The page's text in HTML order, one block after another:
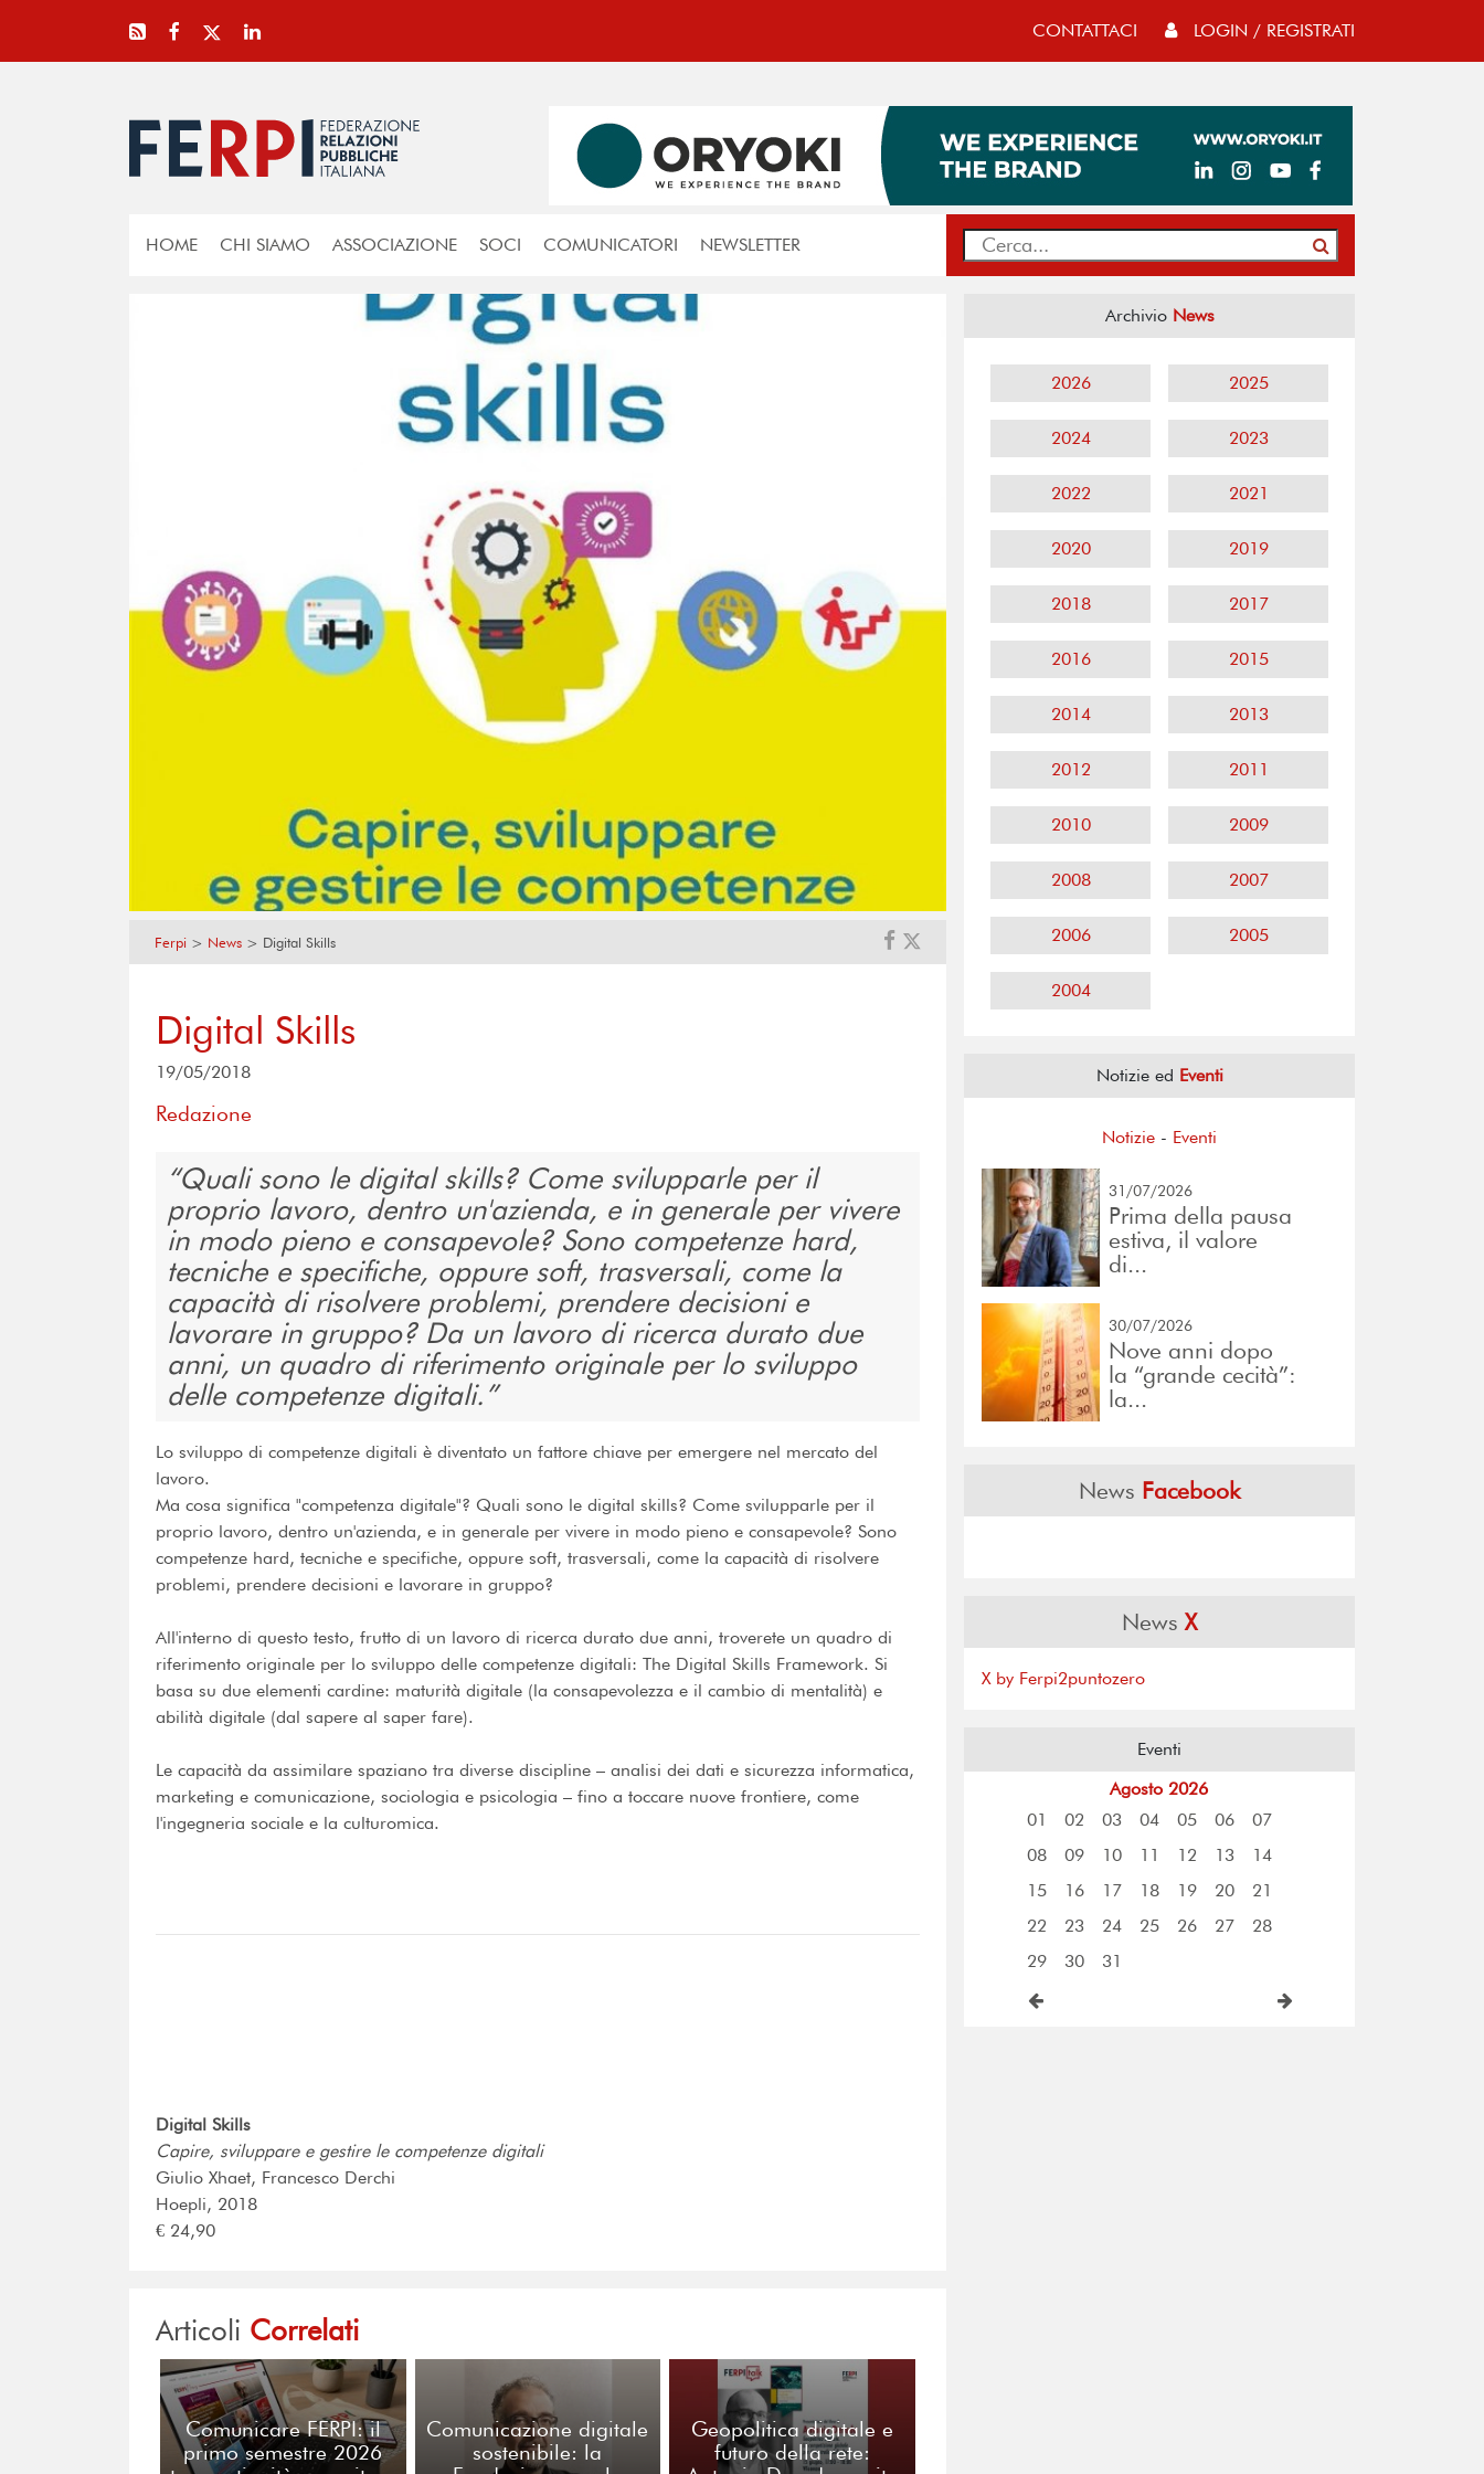
CONTATTACI LOGIN / REGISTRATI
HOME CHI SIAMO ASSOCIAZIONE SOCI COMUNICATORI NEWSLETTER
Ferpi > News > Digital Skills
Digital Skills
19/05/2018
Redazione
Quali sono le digital skills? Come svilupparle per il
proprio lavoro, dentro un'azienda, e in generale per vivere
in modo pieno e consapevole? Sono competenze hard,
tecniche e specifiche, oppure soft, trasversali, come la
capacità di risolvere problemi, prendere decisioni e
lavorare in gruppo? Da un lavoro di ricerca durato due
anni, un quadro di riferimento originale per lo sviluppo
delle competenze digitali.
Lo sviluppo di competenze digitali è diventato un fattore chiave per emergere nel mercato del
lavoro.
Ma cosa significa "competenza digitale"? Quali sono le digital skills? Come svilupparle per il
proprio lavoro, dentro un'azienda, e in generale per vivere in modo pieno e consapevole? Sono
competenze hard, tecniche e specifiche, oppure soft, trasversali, come la capacità di risolvere
problemi, prendere decisioni e lavorare in gruppo?
All'interno di questo testo, frutto di un lavoro di ricerca durato due anni, troverete un quadro di
riferimento originale per lo sviluppo delle competenze digitali: The Digital Skills Framework. Si
basa su due elementi cardine: maturità digitale (la consapevolezza e il cambio di mentalità) e
abilità digitale (dal sapere al saper fare).
Le capacità da assimilare spaziano tra diverse discipline – analisi dei dati e sicurezza informatica,
marketing e comunicazione, sociologia e psicologia – fino a toccare nuove frontiere, come
l'ingegneria sociale e la culturomica.
Digital Skills
Capire, sviluppare e gestire le competenze digitali
Giulio Xhaet, Francesco Derchi
Hoepli, 2018
€ 24,90
Articoli Correlati
Comunicare FERPI: il
primo semestre 2026
Comunicazione digitale
sostenibile: la
Geopolitica digitale e
futuro della rete:
Archivio News
2026 2025
2024 2023
2022 2021
2020 2019
2018 2017
2016 2015
2014 2013
2012 2011
2010 2009
2008 2007
2006 2005
2004
Notizie ed Eventi
Notizie - Eventi
31/07/2026
Prima della pausa
estiva, il valore
di...
30/07/2026
Nove anni dopo
la “grande cecità”:
la...
News Facebook
NewsX
X by Ferpi2puntozero
Eventi
Agosto 2026
01
02 03 04 05 06
07
08
09 10 11 12 13
14
15
16 17 18 19 20
21
22
23 24 25 26 27
28
29
30 31